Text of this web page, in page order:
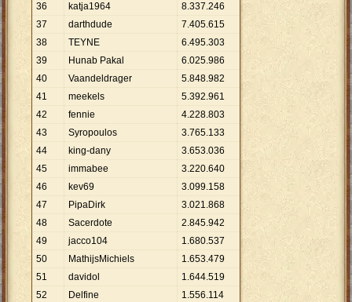
36
katja1964 8.337.246
37
darthdude 7.405.615
38
TEYNE 6.495.303
39
Hunab Pakal 6.025.986
40
Vaandeldrager 5.848.982
41
meekels 5.392.961
42
fennie 4.228.803
43
Syropoulos 3.765.133
44
king-dany 3.653.036
45
immabee 3.220.640
46
kev69 3.099.158
47
PipaDirk 3.021.868
48
Sacerdote 2.845.942
49
jacco104 1.680.537
50
MathijsMichiels 1.653.479
51
davidol 1.644.519
52
Delfine 1.556.114